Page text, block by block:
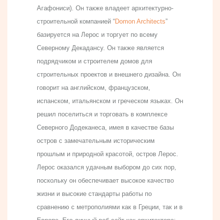
Агафониси). Он также владеет архитектурно-
строительной компанией “Domon Architects”
базируется на Лерос и торгует по всему
Северному Декадансу. Он также является
подрядчиком и строителем домов для
строительных проектов и внешнего дизайна. Он
говорит на английском, французском,
испанском, итальянском и греческом языках. Он
решил поселиться и торговать в комплексе
Северного Додеканеса, имея в качестве базы
остров с замечательным историческим
прошлым и природной красотой, остров Лерос.
Лерос оказался удачным выбором до сих пор,
поскольку он обеспечивает высокое качество
жизни и высокие стандарты работы по
сравнению с метрополиями как в Греции, так и в